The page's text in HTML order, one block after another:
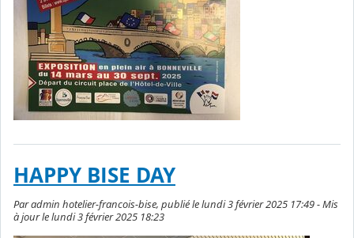
HAPPY BISE DAY
Par admin hotelier-francois-bise, publié le lundi 3 février 2025 17:49 - Mis
à jour le lundi 3 février 2025 18:23